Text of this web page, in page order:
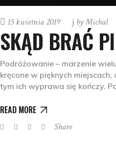
15 kwietnia 2019 byMichał
SKĄD BRAĆ
Podróżowanie – marzenie
kręcone w pięknych
tym ich wyprawa się kończy.
READ MORE
Share